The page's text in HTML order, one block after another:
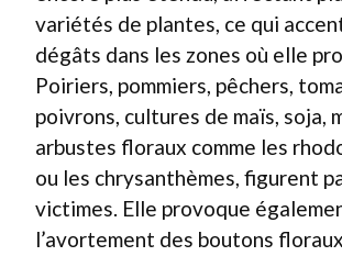
variétés de plantes, ce qui
dégâts dans les zones où elle
Poiriers, pommiers, pêchers,
poivrons, cultures de maïs, soja,
arbustes floraux comme les
ou les chrysanthèmes, figurent
victimes. Elle provoque
l’avortement des boutons